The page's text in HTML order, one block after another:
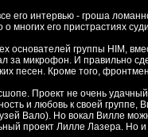
его интервью - гроша
многих его пристрастиях
основателей группы HIM,
за микрофон. И правильно
песен. Кроме того,
Проект не очень
и любовь к своей группе,
Вало). Но вокал Вилле
проект Лилле Лазера. Но